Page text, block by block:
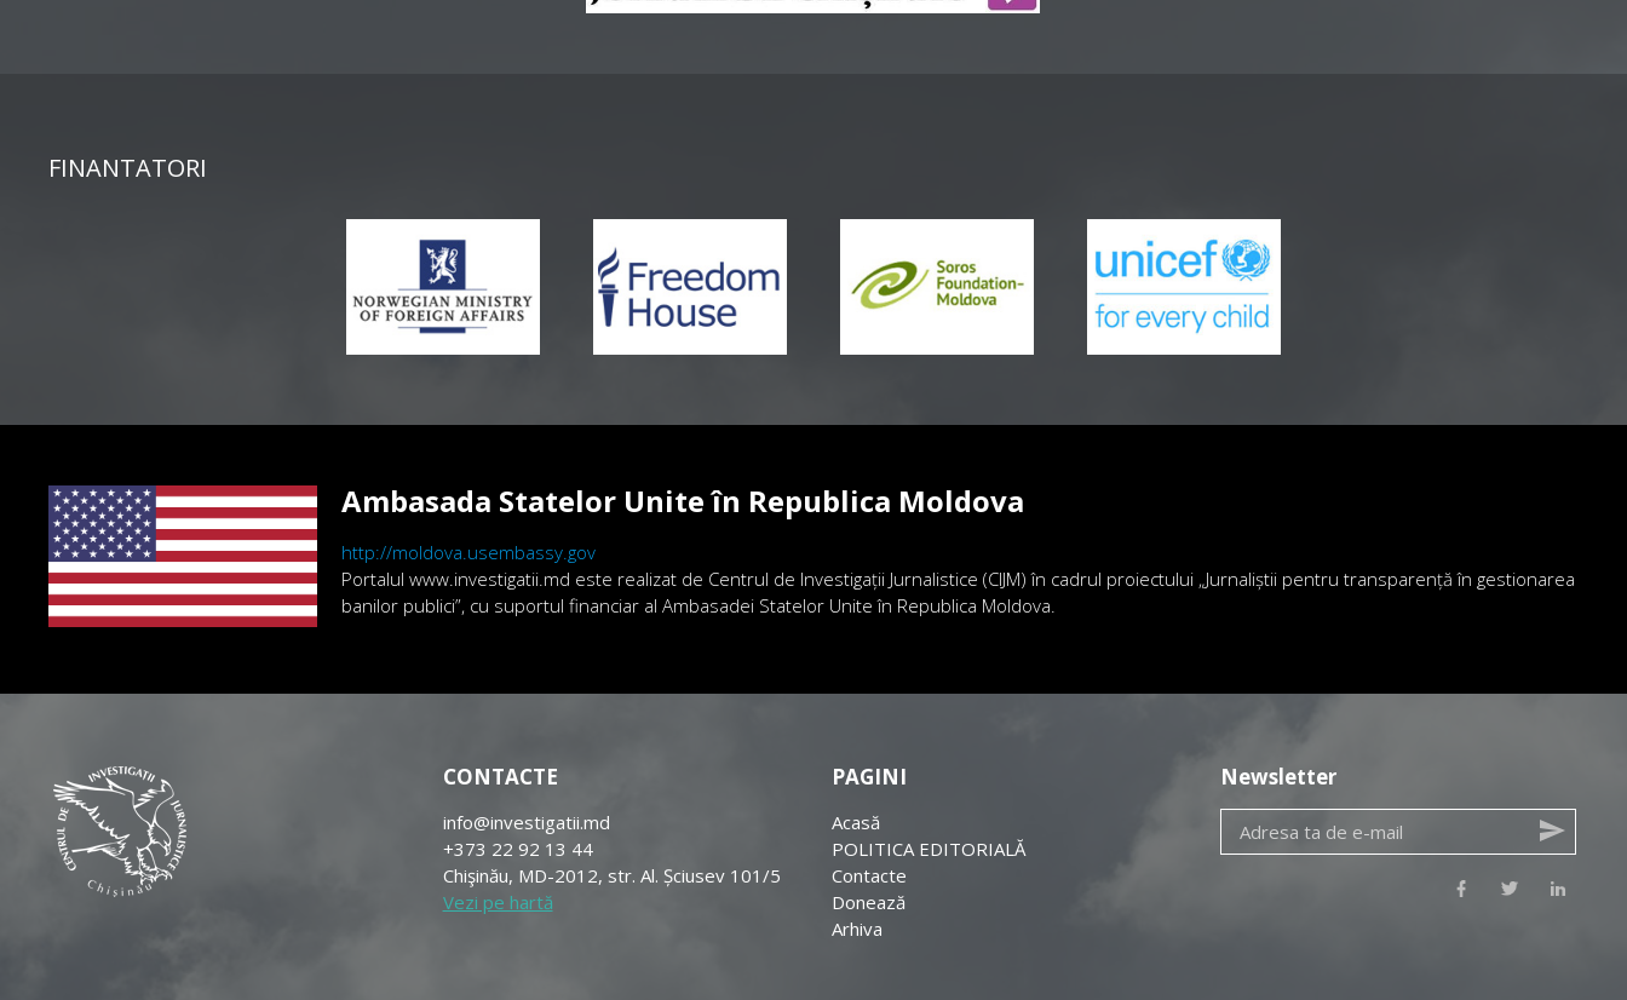
FINANTATORI
Ambasada Statelor Unite în Republica Moldova
http://moldova.usembassy.gov
Portalul www.investigatii.md este realizat de Centrul de Investigații Jurnalistice (CIJM) în cadrul proiectului „Jurnaliștii pentru transparență în gestionarea
banilor publici”, cu suportul financiar al Ambasadei Statelor Unite în Republica Moldova.
CONTACTE
info@investigatii.md
+373 22 92 13 44
Chişinău, MD-2012, str. Al. Șciusev 101/5
Vezi pe hartă
PAGINI
Acasă
POLITICA EDITORIALĂ
Contacte
Donează
Arhiva
Newsletter